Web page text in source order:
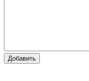
Добавить